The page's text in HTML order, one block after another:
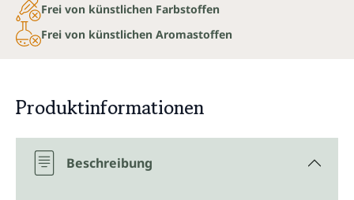
Frei von künstlichen Farbstoffen
Frei von künstlichen Aromastoffen
Produktinformationen
Beschreibung